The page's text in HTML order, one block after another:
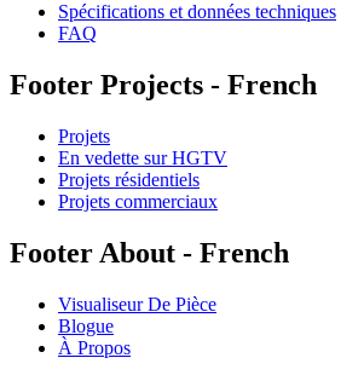
Spécifications et données techniques
FAQ
Footer Projects - French
Projets
En vedette sur HGTV
Projets résidentiels
Projets commerciaux
Footer About - French
Visualiseur De Pièce
Blogue
À Propos